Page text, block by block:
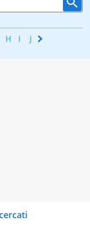
H I J K